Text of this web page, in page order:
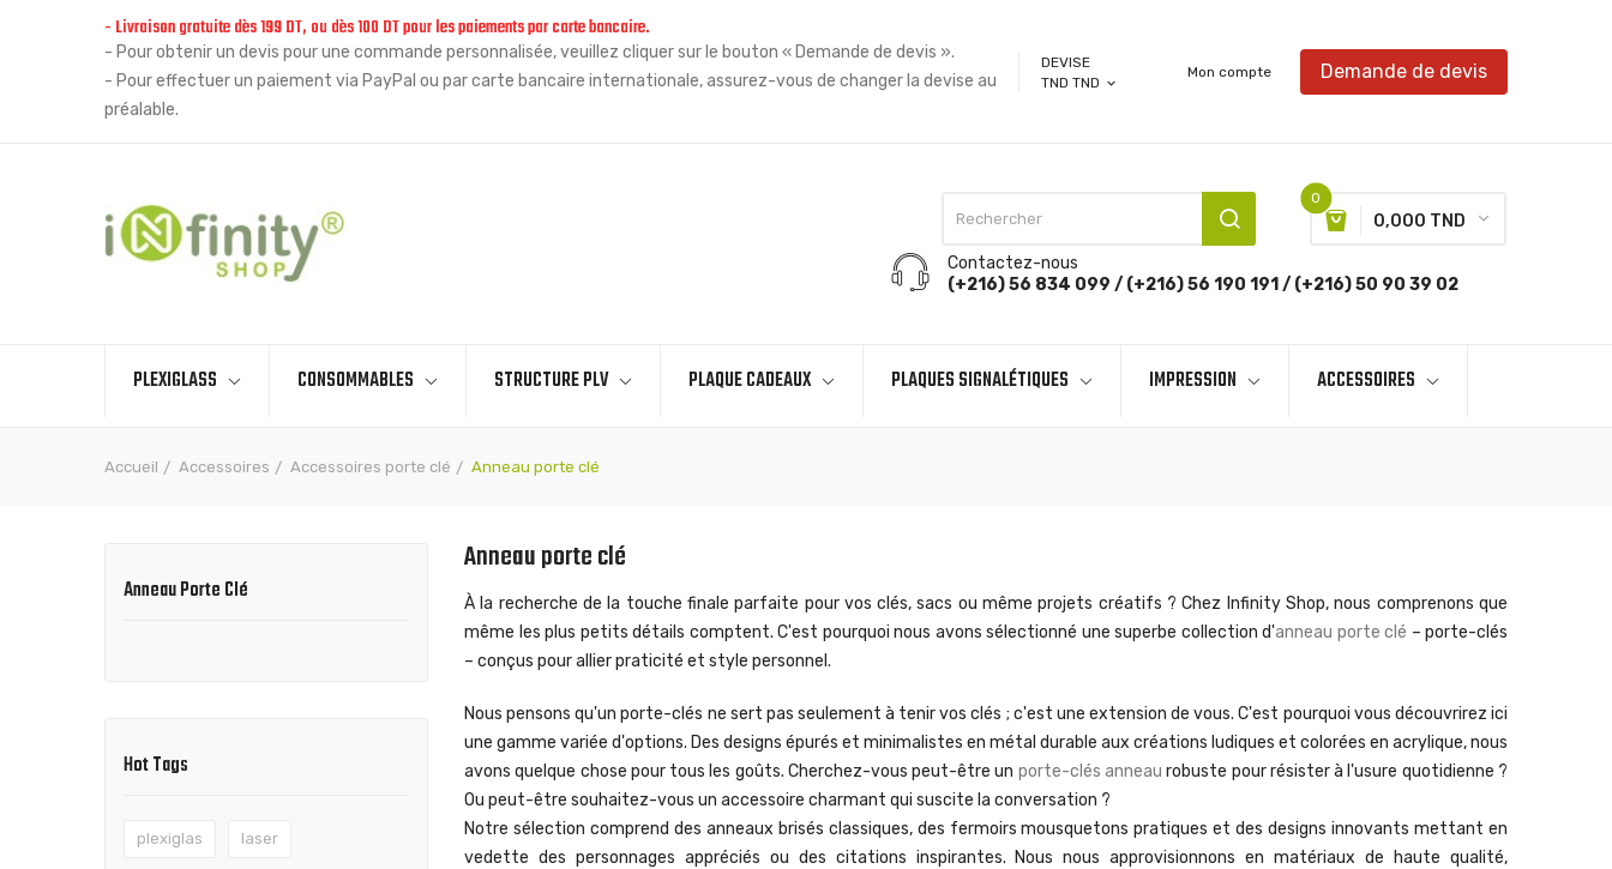
- Livraison gratuite dès 199 DT, ou dès 100 DT pour les paiements par carte bancaire.
- Pour obtenir un devis pour une commande personnalisée, veuillez cliquer sur le bouton « Demande de devis ».
- Pour effectuer un paiement via PayPal ou par carte bancaire internationale, assurez-vous de changer la devise au
préalable.
DEVISE
TND TND expand_more
Mon compte Demande de devis
0
0,000 TND
Contactez-nous
(+216) 56 834 099 / (+216) 56 190 191 / (+216) 50 90 39 02
PLEXIGLASS CONSOMMABLES STRUCTURE PLV PLAQUE CADEAUX PLAQUES SIGNALÉTIQUES IMPRESSION ACCESSOIRES
Accueil Accessoires Accessoires porte clé Anneau porte clé
Anneau Porte Clé
Hot Tags
plexiglas laser
Anneau porte clé
À la recherche de la touche finale parfaite pour vos clés, sacs ou même projets créatifs ? Chez Infinity Shop, nous comprenons que
même les plus petits détails comptent. C'est pourquoi nous avons sélectionné une superbe collection d'anneau porte clé – porte-clés
– conçus pour allier praticité et style personnel.
Nous pensons qu'un porte-clés ne sert pas seulement à tenir vos clés ; c'est une extension devous. C'est pourquoi vous découvrirez ici
une gamme variée d'options. Des designs épurés et minimalistes en métal durable aux créations ludiques et colorées en acrylique, nous
avons quelque chose pour tous les goûts. Cherchez-vous peut-être un porte-clés anneau robuste pour résister à l'usure quotidienne ?
Ou peut-être souhaitez-vous un accessoire charmant qui suscite la conversation ?
Notre sélection comprend des anneaux brisés classiques, des fermoirs mousquetons pratiques et des designs innovants mettant en
vedette des personnages appréciés ou des citations inspirantes. Nous nous approvisionnons en matériaux de haute qualité,